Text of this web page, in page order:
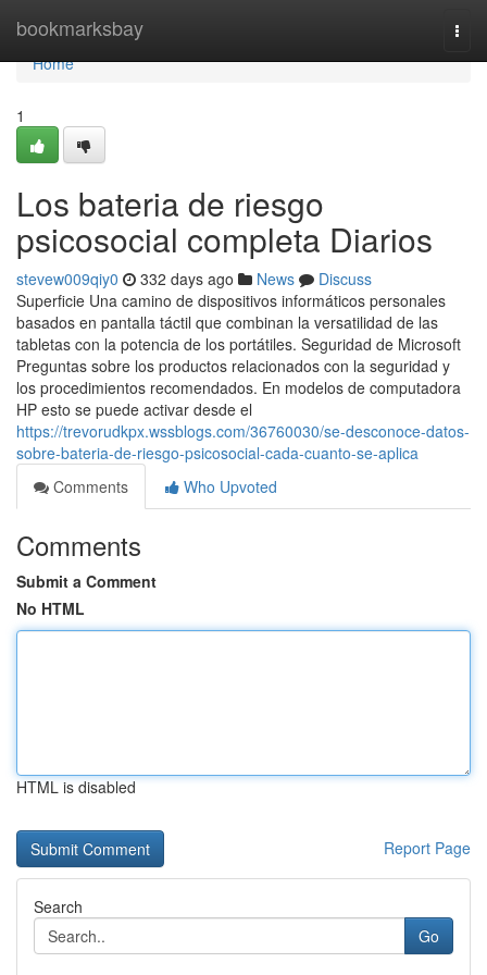
bookmarksbay
Home
Home
1
Los bateria de riesgo
psicosocial completa Diarios
stevew009qiy0 332 days ago News
Discuss
Superficie Una camino de dispositivos informáticos personales
basados en pantalla táctil que combinan la versatilidad de las
tabletas con la potencia de los portátiles. Seguridad de Microsoft
Preguntas sobre los productos relacionados con la seguridad y
los procedimientos recomendados. En modelos de computadora
HP esto se puede activar desde el
https://trevorudkpx.wssblogs.com/36760030/se-desconoce-datos-
sobre-bateria-de-riesgo-psicosocial-cada-cuanto-se-aplica
Comments
Who Upvoted
Comments
Submit a Comment
No HTML
HTML is disabled
Report Page
Search
Go